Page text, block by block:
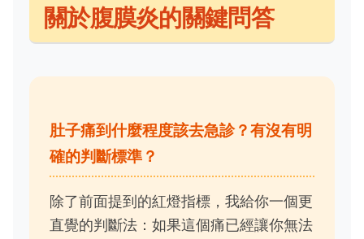
關於腹膜炎的關鍵問答
肚子痛到什麼程度該去急診？有沒有明
確的判斷標準？
除了前面提到的紅燈指標，我給你一個更
直覺的判斷法：如果這個痛已經讓你無法